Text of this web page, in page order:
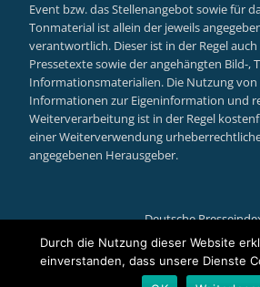
Event bzw. das Stellenangebot sowie für
Tonmaterial ist allein der jeweils
verantwortlich. Dieser ist in der Regel
Pressetexte sowie der angehängten Bild-,
Informationsmaterialien. Die Nutzung
Informationen zur Eigeninformation und
Weiterverarbeitung ist in der Regel
einer Weiterverwendung
angegebenen Herausgeber.
Deutsche
Secondary
Llorix One Litepowered by
Durch die Nutzung dieser Website
einverstanden, dass unsere Dienste